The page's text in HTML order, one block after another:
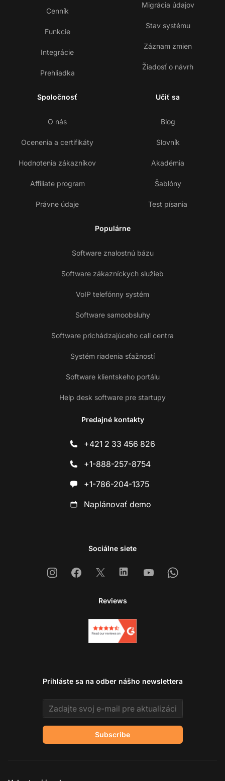
Cenník
Funkcie
Integrácie
Prehliadka
Migrácia údajov
Stav systému
Záznam zmien
Žiadosť o návrh
Spoločnosť
O nás
Ocenenia a certifikáty
Hodnotenia zákazníkov
Affiliate program
Právne údaje
Učiť sa
Blog
Slovník
Akadémia
Šablóny
Test písania
Populárne
Software znalostnú bázu
Software zákazníckych služieb
VoIP telefónny systém
Software samoobsluhy
Software prichádzajúceho call centra
Systém riadenia sťažností
Software klientskeho portálu
Help desk software pre startupy
Predajné kontakty
+421 2 33 456 826
+1-888-257-8754
+1-786-204-1375
Naplánovať demo
Sociálne siete
InstagramFacebook
X LinkedinYoutubeWhatsapp
Reviews
Prihláste sa na odber nášho newslettera
Email address
Subscribe